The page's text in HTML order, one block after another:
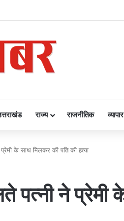
राज्य राजनीतिक व्यापार
के साथ मिलकर की पति की हत्या
पत्नी ने प्रेमी